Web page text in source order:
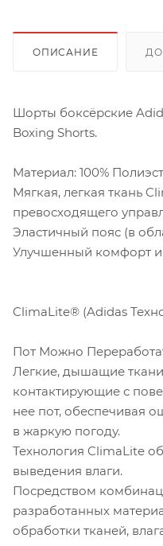
ОПИСАНИЕ
Шорты боксёрские
Boxing Shorts.
Материал: 100%
Мягкая, легкая ткань
превосходящего
Эластичный пояс (в
Улучшенный комфорт
ClimaLite® (Adidas
Пот Можно
Легкие, дышащие
контактирующие с
нее пот, обеспечивая
в жаркую погоду.
Технология ClimaLite
выведения влаги.
Посредством
разработанных
обработки тканей,